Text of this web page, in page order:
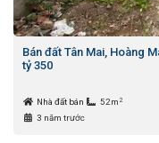
Bán đất Tân Mai, Hoàng
tỷ 350
Nhà đất bán 52m 2
3 năm trước